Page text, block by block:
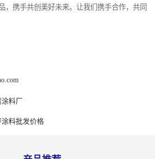
，携手共创美好未来。让我们携手合作，共同
料厂
料批发价格